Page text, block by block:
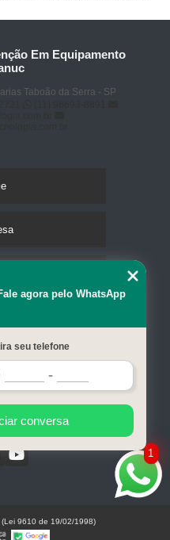
Em Equipamento
Taboão da Serra - SP
site
1
agora pelo WhatsApp
seu telefone
conversa
9610 de 19/02/1998)